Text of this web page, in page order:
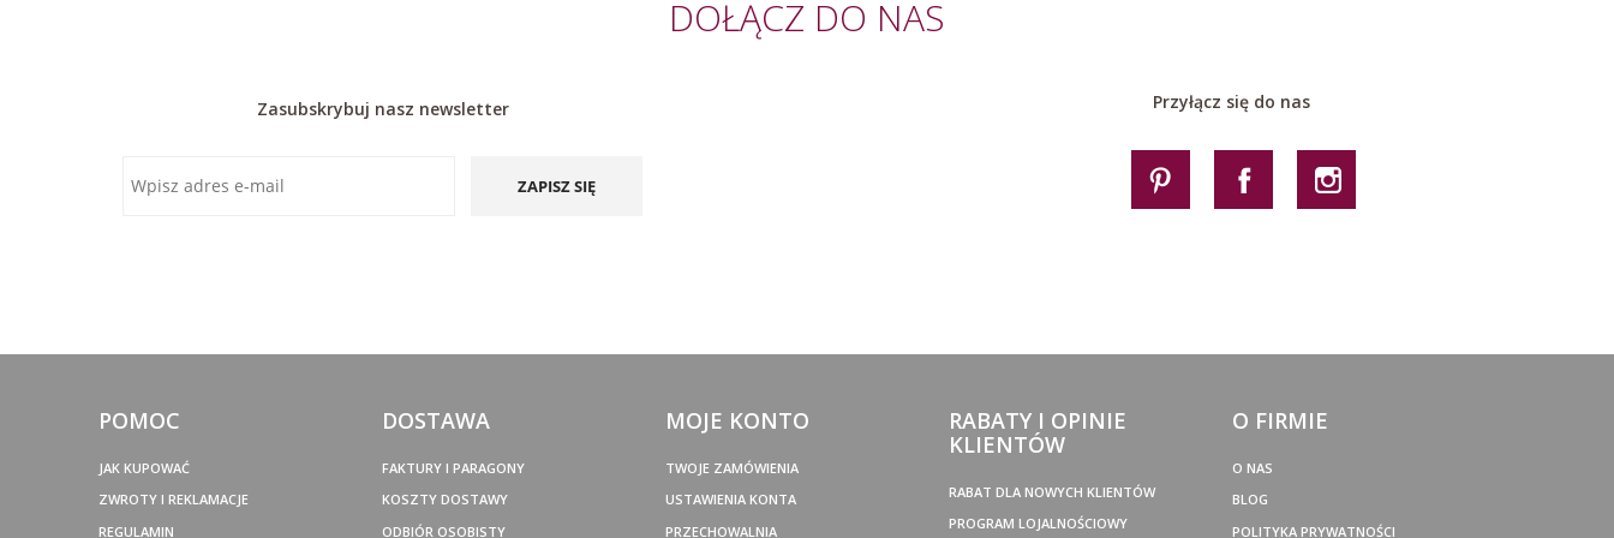
DOŁĄCZ DO NAS
Zasubskrybuj nasz newsletter
ZAPISZ SIĘ
Przyłącz się do nas
POMOC
JAK KUPOWAĆ
ZWROTY I REKLAMACJE
REGULAMIN
DOSTAWA
FAKTURY I PARAGONY
KOSZTY DOSTAWY
ODBIÓR OSOBISTY
MOJE KONTO
TWOJE ZAMÓWIENIA
USTAWIENIA KONTA
PRZECHOWALNIA
RABATY I OPINIE
KLIENTÓW
RABAT DLA NOWYCH KLIENTÓW
PROGRAM LOJALNOŚCIOWY
O FIRMIE
O NAS
BLOG
POLITYKA PRYWATNOŚCI